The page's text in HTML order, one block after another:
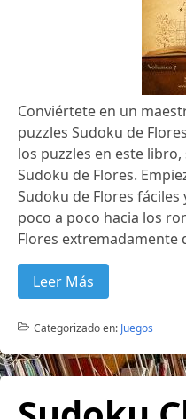
Conviértete en un
puzzles Sudoku de
los puzzles en este
Sudoku de Flores.
Sudoku de Flores
poco a poco hacia los
Flores extremadamente
Leer Más
Categorizado en: Juegos